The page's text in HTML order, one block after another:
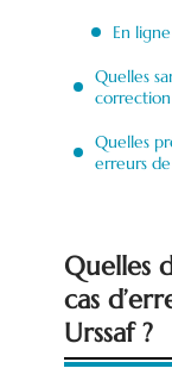
En ligne
Quelles
correction
Quelles
erreurs
Quelles
cas
Urssaf ?